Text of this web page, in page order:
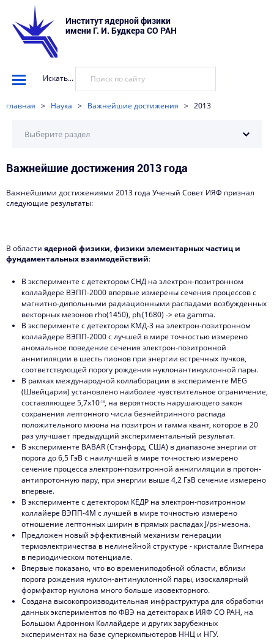
Институт ядерной физики
имени Г. И. Будкера СО РАН
Искать...
главная > Наука > Важнейшие достижения > 2013
Важнейшие достижения
2025
2022
2021
2020
2019
2018
2017
2015
2014
2013
2012
2011
2010
2009
Выберите раздел
Важнейшие достижения 2013 года
Важнейшими достижениями 2013 года Ученый Совет ИЯФ признал
следующие результаты:
В области ядерной физики, физики элементарных частиц и
фундаментальных взаимодействий:
В эксперименте с детектором СНД на электрон-позитронном
коллайдере ВЭПП-2000 впервые измерены сечения процессов с
магнитно-дипольными радиационными распадами возбужденных
векторных мезонов rho(1450), phi(1680) -> eta gamma.
В эксперименте с детектором КМД-3 на электрон-позитронном
коллайдере ВЭПП-2000 с лучшей в мире точностью измерено
аномальное поведение сечения электрон-позитронной
аннигиляции в шесть пионов при энергии встречных пучков,
соответствующей порогу рождения нуклонантинуклонной пары.
В рамках международной коллаборации в эксперименте MEG
(Швейцария) установлено наиболее чувствительное ограничение,
составляющее 5,7х10-13, на вероятность нарушающего закон
сохранения лептонного числа безнейтринного распада
положительного мюона на позитрон и гамма квант, которое в 20
раз улучшает предыдущий экспериментальный результат.
В эксперименте BABAR (Стэнфорд, США) в диапазоне энергии от
порога до 6,5 ГэВ с наилучшей в мире точностью измерено
сечение процесса электрон-позитронной аннигиляции в протон-
антипротонную пару, при энергии выше 4,2 ГэВ сечение измерено
впервые.
В эксперименте с детектором КЕДР на электрон-позитронном
коллайере ВЭПП-4М с лучшей в мире точностью измерено
отношение лептонных ширин в прямых распадах J/psi-мезона.
Предложен новый эффективный механизм генерации
термоэлектричества в нелинейной структуре - кристалле Вигнера
в периодическом потенциале.
Впервые показано, что во времениподобной области, вблизи
порога рождения нуклон-антинуклонной пары, изоскалярный
формфактор нуклона много больше изовекторного.
Создана высокопроизводительная инфраструктура для обработки
данных экспериментов по ФВЭ на детекторах в ИЯФ СО РАН, на
Большом Адронном Коллайдере и других зарубежных
экспериментах на базе суперкомпьютеров ННЦ и НГУ.